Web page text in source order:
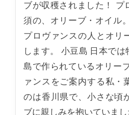
ブが収穫されました！ プ
須の、オリーブ・オイル
プロヴァンスの人とオリ
します。 小豆島 日本で
島で作られているオリー
ァンスをご案内する私・
のは香川県で、小さな頃
ブに親しみを抱いていま